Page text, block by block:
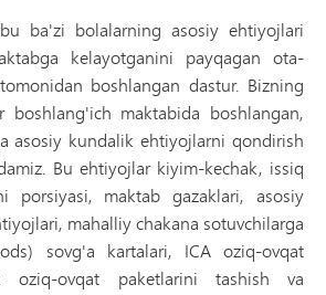
ba'zi bolalarning asosiy ehtiyojlari
kelayotganini payqagan ota-
boshlangan dastur. Bizning
boshlang'ich maktabida boshlangan,
asosiy kundalik ehtiyojlarni qondirish
Bu ehtiyojlar kiyim-kechak, issiq
porsiyasi, maktab gazaklari, asosiy
mahalliy chakana sotuvchilarga
sovg'a kartalari, ICA oziq-ovqat
oziq-ovqat paketlarini tashish va